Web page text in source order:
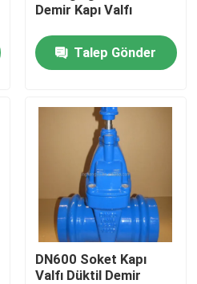
Demir Kapı Valfı
Talep Gönder
DN600 Soket Kapı
Valfı Düktil Demir